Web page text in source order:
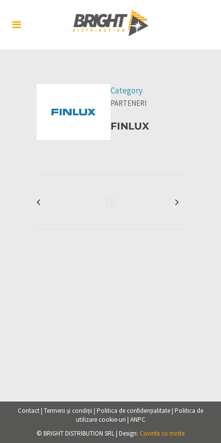
Category
PARTENERI
FINLUX
Contact | Termeni și condiții | Politica de confidențialitate | Politica de
utilizare cookie-uri | ANPC
© BRIGHT DISTRIBUTION SRL | Design: Cuvinte cu minte